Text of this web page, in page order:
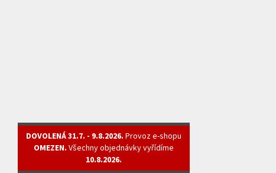
DOVOLENÁ 31.7. - 9.8.2026. Provoz e-shopu
OMEZEN. Všechny objednávky vyřídíme
10.8.2026.